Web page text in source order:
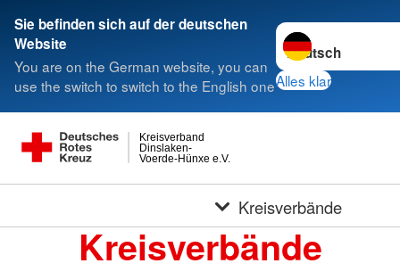
Sie befinden sich auf der deutschen
Website
You are on the German website, you can
use the switch to switch to the English one
Sprache wechseln
Alles klar
Voerde-Hünxe e.V.
Dinslaken-
Kreisverband
Kreisverbände
Kreisverbände